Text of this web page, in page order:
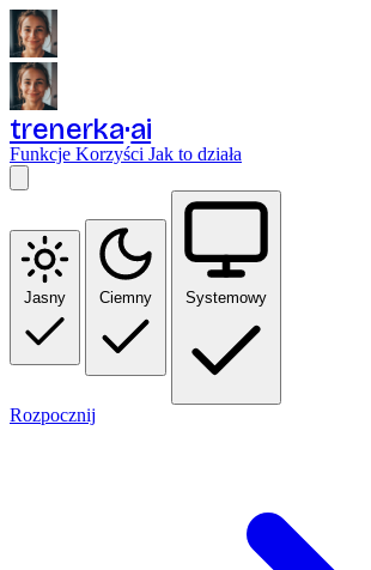
trenerka ai
Funkcje Korzyści Jak to działa
Jasny Ciemny Systemowy
Rozpocznij